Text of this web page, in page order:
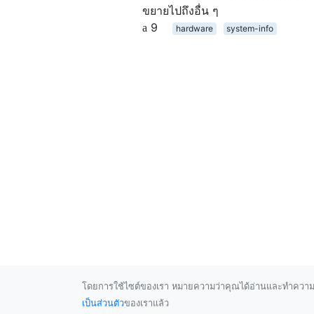
ขยายไปถึงอื่น ๆ
9
hardware system-info
โดยการใช้ไซต์ของเรา หมายความว่าคุณได้อ่านและทำความ
เป็นส่วนตัวของเราแล้ว